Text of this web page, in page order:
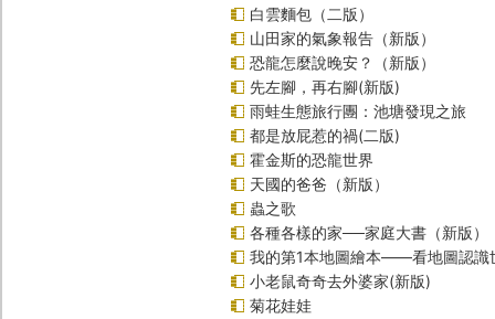
白雲麵包（二版）
山田家的氣象報告（新版）
恐龍怎麼說晚安？（新版）
先左腳，再右腳(新版)
雨蛙生態旅行團：池塘發現之旅
都是放屁惹的禍(二版)
霍金斯的恐龍世界
天國的爸爸（新版）
蟲之歌
各種各樣的家──家庭大書（新版）
我的第1本地圖繪本――看地圖認識
小老鼠奇奇去外婆家(新版)
菊花娃娃